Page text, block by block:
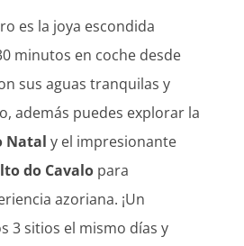
es la joya escondida
minutos en coche desde
sus aguas tranquilas y
además puedes explorar la
Natal y el impresionante
do Cavalopara
azoriana. ¡Un
3 sitios el mismo días y